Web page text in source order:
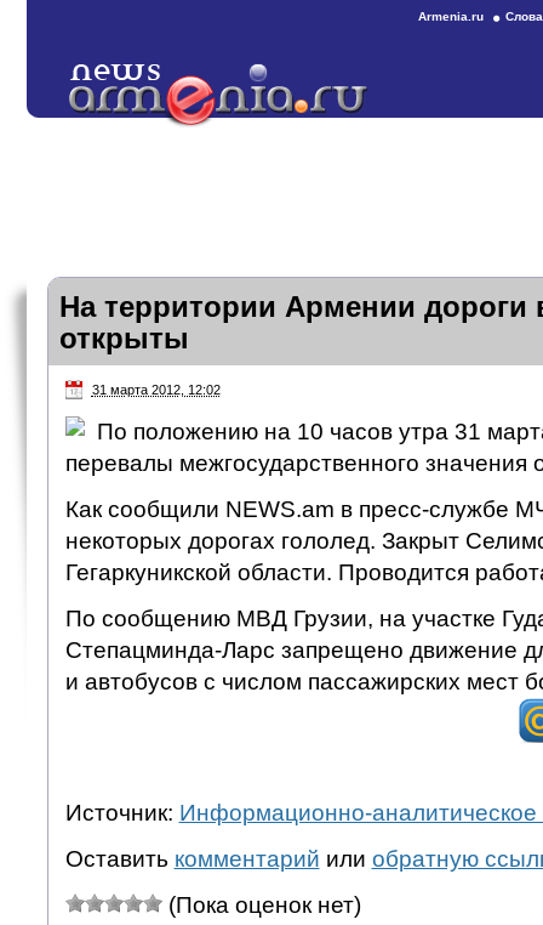
Armenia.ru
На территории Армении дороги
открыты
31 марта 2012, 12:02
По положению на 10 часов утра 31
перевалы межгосударственного значения
Как сообщили NEWS.am в пресс-службе
некоторых дорогах гололед. Закрыт
Гегаркуникской области. Проводится
По сообщению МВД Грузии, на участке
Степацминда-Ларс запрещено движение
и автобусов с числом пассажирских мест
Источник: Информационно-аналитическое
Оставить комментарий или обратную
(Пока оценок нет)